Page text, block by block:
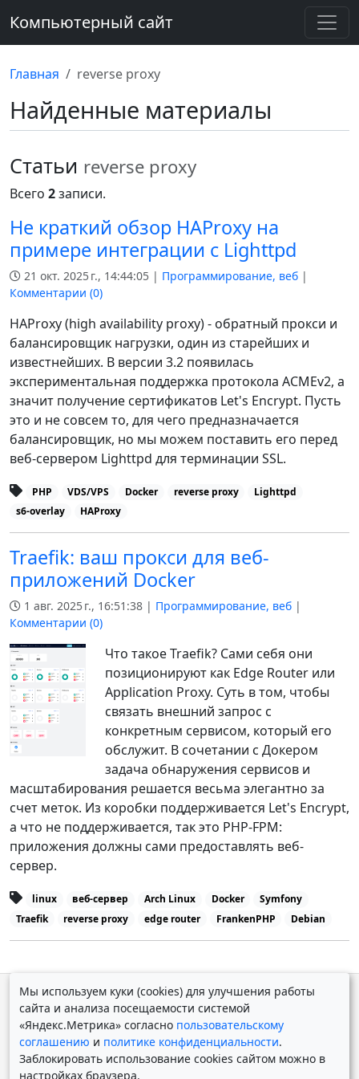
Компьютерный сайт
Главная reverse proxy
Найденные материалы
Статьи reverse proxy
Всего 2записи.
Не краткий обзор HAProxy на
примере интеграции с Lighttpd
21 окт. 2025 г., 14:44:05 | Программирование, веб |
Комментарии (0)
HAProxy (high availability proxy) - обратный прокси и
балансировщик нагрузки, один из старейших и
известнейших. В версии 3.2 появилась
экспериментальная поддержка протокола ACMEv2, а
значит получение сертификатов Let's Encrypt. Пусть
это и не совсем то, для чего предназначается
балансировщик, но мы можем поставить его перед
веб-сервером Lighttpd для терминации SSL.
PHP VDS/VPS Docker reverse proxy
Lighttpd
s6-overlay
HAProxy
Traefik: ваш прокcи для веб-
приложений Docker
1 авг. 2025 г., 16:51:38 | Программирование, веб |
Комментарии (0)
Что такое Traefik? Сами себя они
позиционируют как Edge Router или
Application Proxy. Суть в том, чтобы
связать внешний запрос с
конкретным сервисом, который его
обслужит. В сочетании с Докером
задача обнаружения сервисов и
масштабирования решается весьма элегантно за
счет меток. Из коробки поддерживается Let's Encrypt,
а что не поддерживается, так это PHP-FPM:
приложения должны сами предоставлять веб-
сервер.
linux веб-сервер Arch Linux Docker
Symfony
Traefik
reverse proxy edge router FrankenPHP Debian
Мы используем куки (cookies) для улучшения работы
сайта и анализа посещаемости системой
«Яндекс.Метрика» согласно пользовательскому
соглашению и политике конфиденциальности.
Заблокировать использование cookies сайтом можно в
настройках браузера.
© Дмитрий Косолапов 2007 — 2026.Старая версия
Powered byYii Framework